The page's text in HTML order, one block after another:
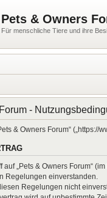
Pets & Owners
Für menschliche Tiere und ihre
-
& Owners Forum“
auf „Pets & Owners Forum“
Regelungen einverstanden.
Regelungen nicht